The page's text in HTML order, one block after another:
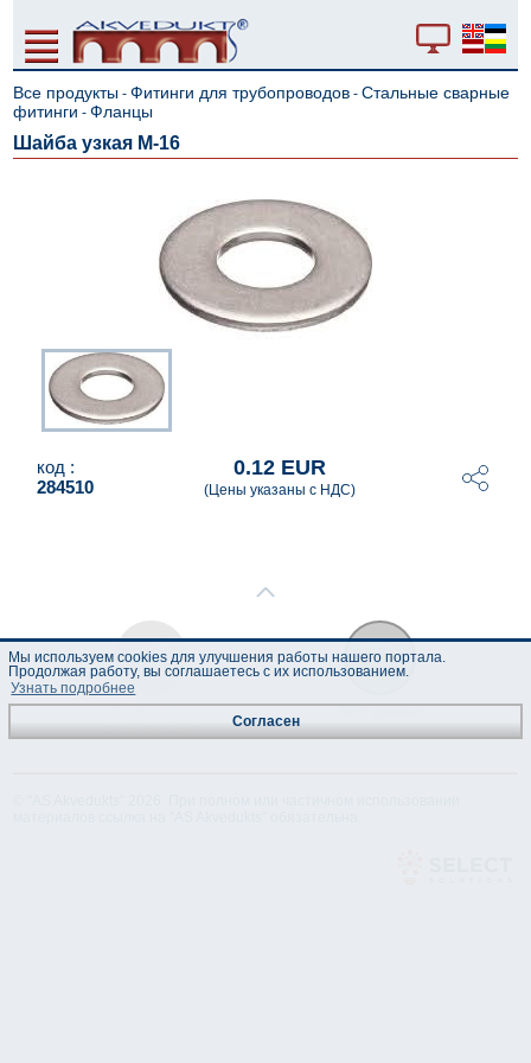
Все продукты -Фитинги для трубопроводов -Стальные сварные
фитинги -Фланцы
Шайба узкая М-16
код :
284510
0.12 EUR
(Цены указаны с НДС)
спецификация
Мы используем cookies для улучшения работы нашего портала.
Продолжая работу, вы соглашаетесь с их использованием.
Узнать подробнее
Согласен